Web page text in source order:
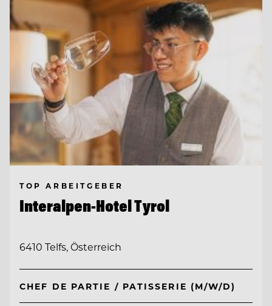
TOP ARBEITGEBER
Interalpen-Hotel Tyrol
6410 Telfs, Österreich
CHEF DE PARTIE / PATISSERIE (M/W/D)